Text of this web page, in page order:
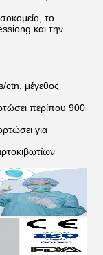
το
και την
ctn, μέγεθος
περίπου 900
για